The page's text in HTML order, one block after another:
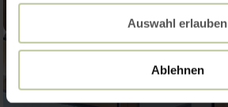
Auswahl erlauben
Ablehnen